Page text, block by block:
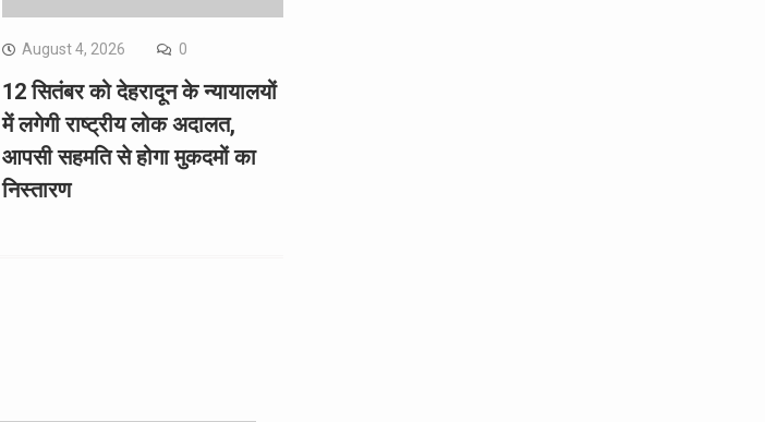
August 4, 2026 0
12 सितंबर को देहरादून के न्यायालयों
में लगेगी राष्ट्रीय लोक अदालत,
आपसी सहमति से होगा मुकदमों का
निस्तारण